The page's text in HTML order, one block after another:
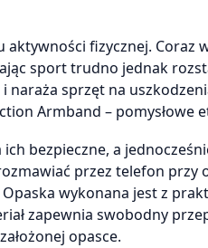
fizycznej. Coraz
sport trudno jednak
sprzęt na
Armband – pomysłowe
bezpieczne, a
przez telefon przy
wykonana jest z
zapewnia swobodny
opasce.